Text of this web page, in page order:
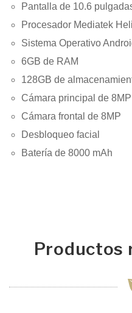
Pantalla de 10.6
Procesador Mediatek
Sistema Operativo
6GB de RAM
128GB de
Cámara principal de 8MP
Cámara frontal de 8MP
Desbloqueo facial
Batería de 8000 mAh
Productos